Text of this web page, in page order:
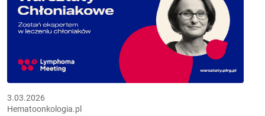
3.03.2026
Hematoonkologia.pl